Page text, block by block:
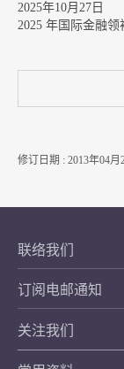
2025年10月27日
2025 年国际金融领
修订日期 : 2013年04月
联络我们
订阅电邮通知
关注我们